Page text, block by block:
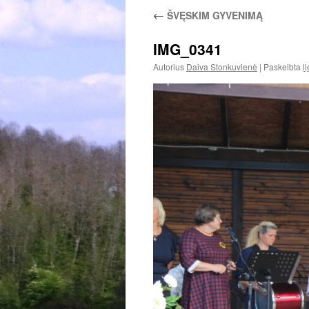
← ŠVĘSKIM GYVENIMĄ
IMG_0341
Autorius Daiva Stonkuvienė | Paskelbta